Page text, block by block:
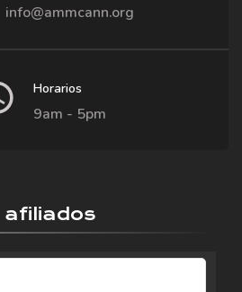
info@ammcann.org
Horarios
9am - 5pm
afiliados